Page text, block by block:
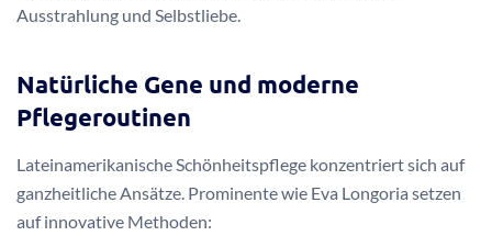
Ausstrahlung und Selbstliebe.
Natürliche Gene und moderne
Pflegeroutinen
Lateinamerikanische Schönheitspflege konzentriert sich auf
ganzheitliche Ansätze. Prominente wie Eva Longoria setzen
auf innovative Methoden: